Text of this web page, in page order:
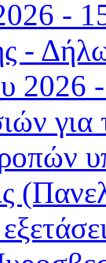
-
-
2026